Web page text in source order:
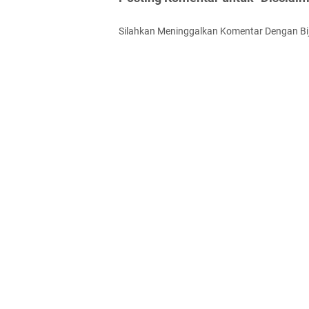
Silahkan Meninggalkan Komentar Dengan